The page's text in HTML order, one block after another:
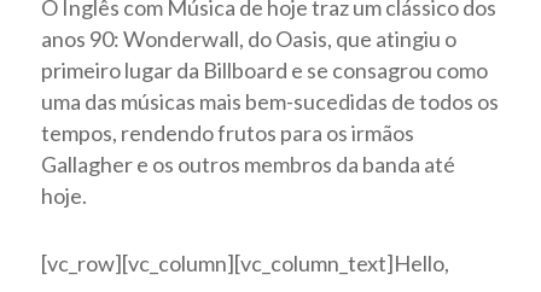
O Inglês com Música de hoje traz um clássico dos
anos 90: Wonderwall, do Oasis, que atingiu o
primeiro lugar da Billboard e se consagrou como
uma das músicas mais bem-sucedidas de todos os
tempos, rendendo frutos para os irmãos
Gallagher e os outros membros da banda até
hoje.
[vc_row][vc_column][vc_column_text]Hello,